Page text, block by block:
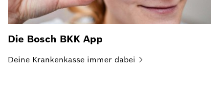
Die Bosch BKK App
Deine Krankenkasse immer dabei